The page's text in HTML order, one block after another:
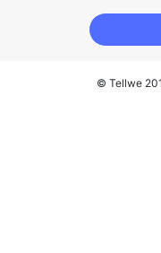
© Tellwe